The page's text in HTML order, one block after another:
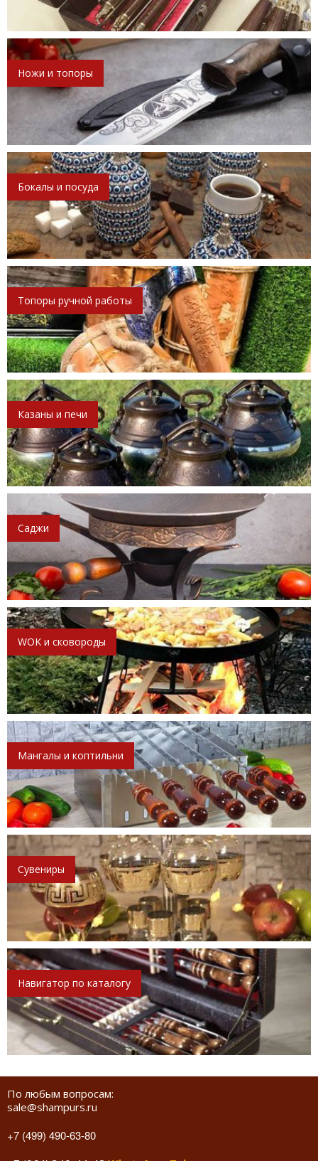
Ножи и топоры
Бокалы и посуда
Топоры ручной работы
Казаны и печи
Саджи
WOK и сковороды
Мангалы и коптильни
Сувениры
Навигатор по каталогу
По любым вопросам:
sale@shampurs.ru
+7 (499) 490-63-80